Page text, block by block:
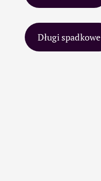
Długi spadkowe